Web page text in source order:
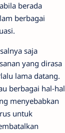
berada
berbagai
saja
yang dirasa
lama datang.
berbagai hal-hal
menyebabkan
untuk